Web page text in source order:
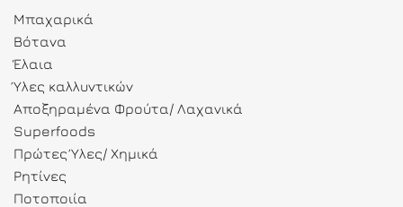
Μπαχαρικά
Βότανα
Έλαια
Ύλες καλλυντικών
Αποξηραμένα Φρούτα/ Λαχανικά
Superfoods
Πρώτες Ύλες/ Χημικά
Ρητίνες
Ποτοποιία